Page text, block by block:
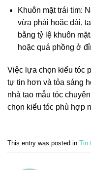
Khuôn mặt trái tim:
vừa phải hoặc dài,
bằng tỷ lệ khuôn
hoặc quá phồng ở
Việc lựa chọn kiểu tóc
tự tin hơn và tỏa sáng
nhà tạo mẫu tóc
chọn kiểu tóc phù hợp
This entry was posted in Tin